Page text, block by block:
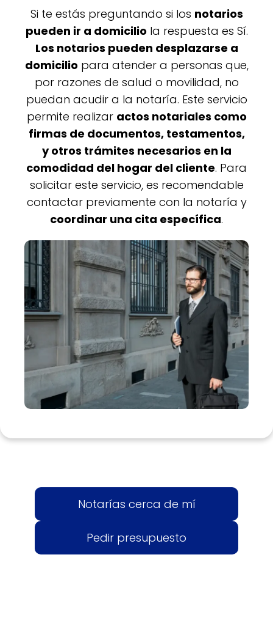
Si te estás preguntando si los notarios
pueden ir a domicilio la respuesta es Sí.
Los notarios pueden desplazarse a
domicilio para atender a personas que,
por razones de salud o movilidad, no
puedan acudir a la notaría. Este servicio
permite realizar actos notariales como
firmas de documentos, testamentos,
y otros trámites necesarios en la
comodidad del hogar del cliente. Para
solicitar este servicio, es recomendable
contactar previamente con la notaría y
coordinar una cita específica.
Notarías cerca de mí
Pedir presupuesto